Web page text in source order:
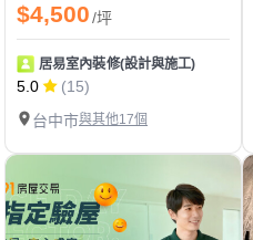
$4,500/坪
居易室內裝修(設計與施工)
5.0
(15)
台中市與其他17個